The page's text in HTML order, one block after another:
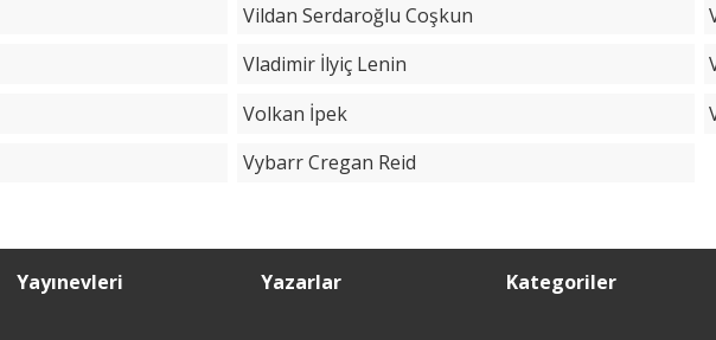
Vildan Serdaroğlu Coşkun
Vladimir İlyiç Lenin
Volkan İpek
Vybarr Cregan Reid
Yayınevleri Yazarlar Kategoriler